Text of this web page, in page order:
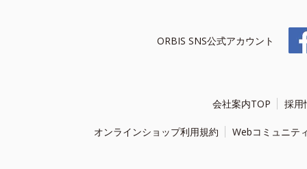
ORBIS SNS公式アカウント
会社案内TOP 採用
オンラインショップ利用規約 Webコミュニテ